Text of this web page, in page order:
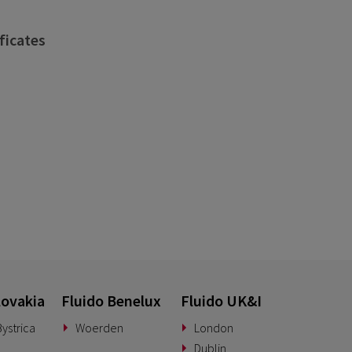
Fluido Benelux
Woerden
Fluido UK&I
London
Dublin